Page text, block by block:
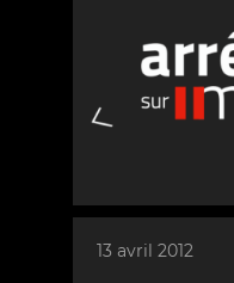
13 avril 2012